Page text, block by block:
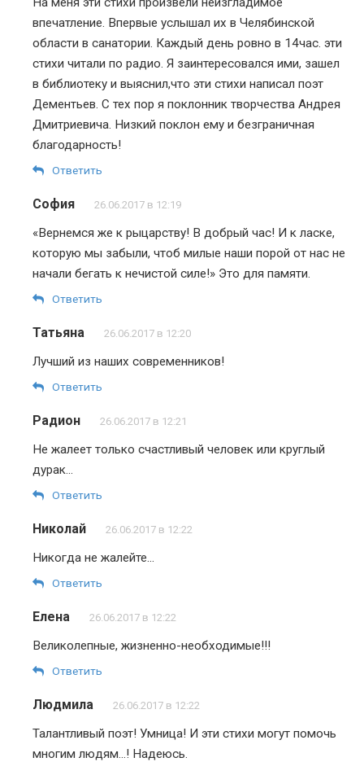
впечатление. Впервые услышал их в Челябинской
области в санатории. Каждый день ровно в 14час. эти
стихи читали по радио. Я заинтересовался ими, зашел
в библиотеку и выяснил,что эти стихи написал поэт
Дементьев. С тех пор я поклонник творчества Андрея
Дмитриевича. Низкий поклон ему и безграничная
благодарность!
Ответить
София 26.06.2017 в 12:19
«Вернемся же к рыцарству! В добрый час! И к ласке,
которую мы забыли, чтоб милые наши порой от нас не
начали бегать к нечистой силе!» Это для памяти.
Ответить
Татьяна 26.06.2017 в 12:20
Лучший из наших современников!
Ответить
Радион 26.06.2017 в 12:21
Не жалеет только счастливый человек или круглый
дурак…
Ответить
Николай 26.06.2017 в 12:22
Никогда не жалейте…
Ответить
Елена 26.06.2017 в 12:22
Великолепные, жизненно-необходимые!!!
Ответить
Людмила 26.06.2017 в 12:22
Талантливый поэт! Умница! И эти стихи могут помочь
многим людям…! Надеюсь.